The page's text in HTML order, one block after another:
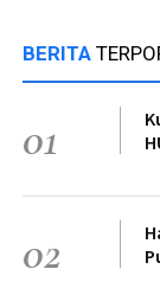
BERITA
01
02